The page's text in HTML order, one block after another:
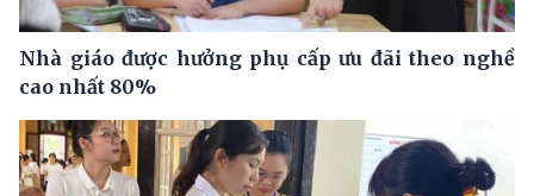
Nhà giáo được hưởng phụ cấp ưu đãi theo nghề
cao nhất 80%